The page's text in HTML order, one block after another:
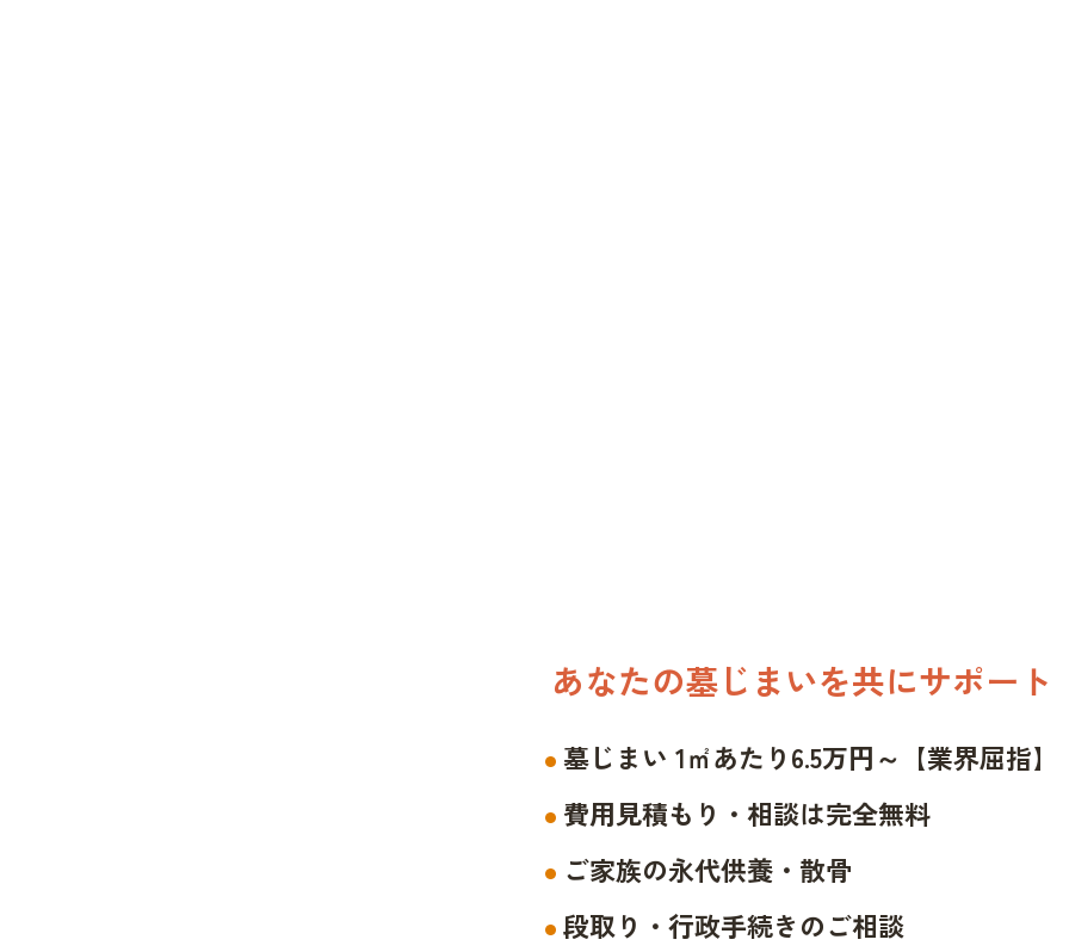
あなたの墓じまいを共にサポート
墓じまい 1㎡あたり6.5万円～【業界屈指】
費用見積もり・相談は完全無料
ご家族の永代供養・散骨
段取り・行政手続きのご相談